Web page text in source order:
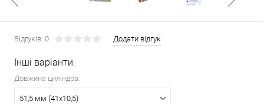
Відгуків: 0 Додати відгук
Інші варіанти:
Довжина циліндра:
51,5 мм (41x10,5)